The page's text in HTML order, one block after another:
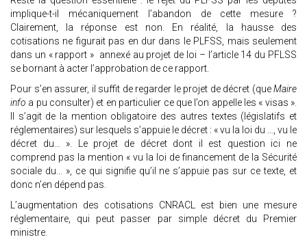
implique-t-il mécaniquement l’abandon de cette mesure ?
Clairement, la réponse est non. En réalité, la hausse des
cotisations ne figurait pas en dur dans le PLFSS, mais seulement
dans un « rapport » annexé au projet de loi – l’article 14 du PFLSS
se bornant à acter l’approbation de ce rapport.
Pour s’en assurer, il suffit de regarder le projet de décret (queMaire
info a pu consulter) et en particulier ce que l’on appelle les « visas ».
Il s’agit de la mention obligatoire des autres textes (législatifs et
réglementaires) sur lesquels s’appuie le décret : « vu la loi du …, vu le
décret du… ». Le projet de décret dont il est question ici ne
comprend pas la mention « vu la loi de financement de la Sécurité
sociale du… », ce qui signifie qu’il ne s’appuie pas sur ce texte, et
donc n’en dépend pas.
L’augmentation des cotisations CNRACL est bien une mesure
réglementaire, qui peut passer par simple décret du Premier
ministre.